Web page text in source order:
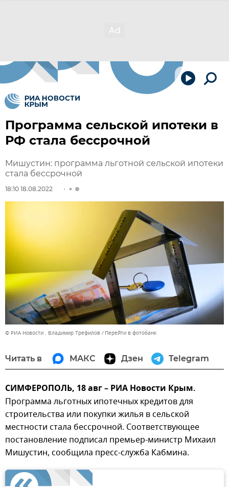
Программа сельской ипотеки в
РФ стала бессрочной
Мишустин: программа льготной сельской ипотеки
стала бессрочной
18:10 18.08.2022
© РИА Новости . Владимир Трефилов Перейти в фотобанк
Читать в МАКС Дзен Telegram
СИМФЕРОПОЛЬ, 18 авг – РИА Новости Крым.
Программа льготных ипотечных кредитов для
строительства или покупки жилья в сельской
местности стала бессрочной. Соответствующее
постановление подписал премьер-министр Михаил
Мишустин, сообщила пресс-служба Кабмина.